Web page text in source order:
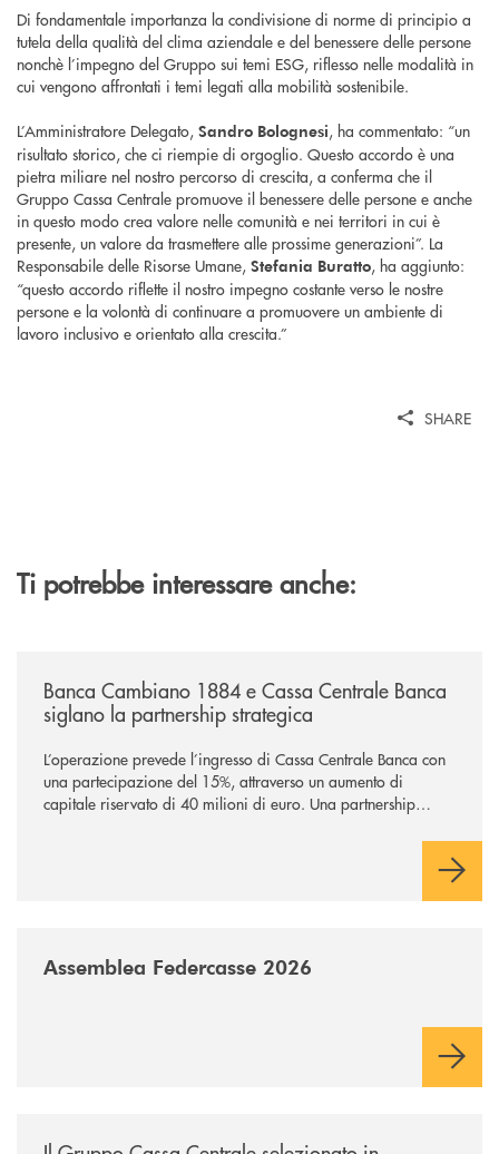
Di fondamentale importanza la condivisione di norme di principio a
tutela della qualità del clima aziendale e del benessere delle persone
nonchè l’impegno del Gruppo sui temi ESG, riflesso nelle modalità in
cui vengono affrontati i temi legati alla mobilità sostenibile.
L’Amministratore Delegato, Sandro Bolognesi, ha commentato: “un
risultato storico, che ci riempie di orgoglio. Questo accordo è una
pietra miliare nel nostro percorso di crescita, a conferma che il
Gruppo Cassa Centrale promuove il benessere delle persone e anche
in questo modo crea valore nelle comunità e nei territori in cui è
presente, un valore da trasmettere alle prossime generazioni”. La
Responsabile delle Risorse Umane, Stefania Buratto, ha aggiunto:
“questo accordo riflette il nostro impegno costante verso le nostre
persone e la volontà di continuare a promuovere un ambiente di
lavoro inclusivo e orientato alla crescita.”
SHARE
Ti potrebbe interessare anche:
Banca Cambiano 1884 e Cassa Centrale Banca
siglano la partnership strategica
L’operazione prevede l’ingresso di Cassa Centrale Banca con
una partecipazione del 15%, attraverso un aumento di
capitale riservato di 40 milioni di euro. Una partnership
comuni e sulla prossimità ai territori, per ampliare l’offerta e
Assemblea Federcasse 2026